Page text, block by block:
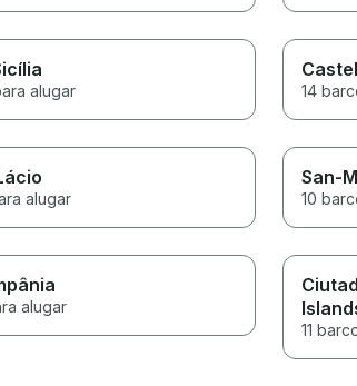
alugar 14
alugar
San-
10
alugar
11